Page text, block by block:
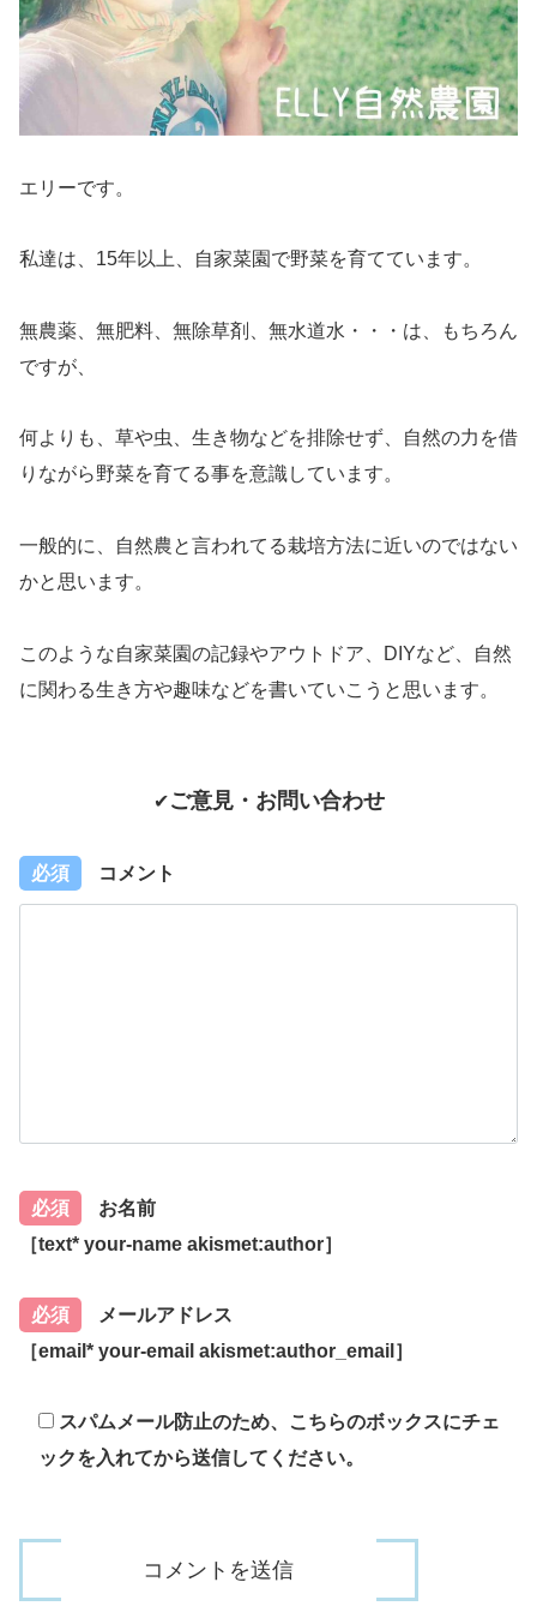
エリーです。
私達は、15年以上、自家菜園で野菜を育てています。
無農薬、無肥料、無除草剤、無水道水・・・は、もちろん
ですが、
何よりも、草や虫、生き物などを排除せず、自然の力を借
りながら野菜を育てる事を意識しています。
一般的に、自然農と言われてる栽培方法に近いのではない
かと思います。
このような自家菜園の記録やアウトドア、DIYなど、自然
に関わる生き方や趣味などを書いていこうと思います。
✔ご意見・お問い合わせ
必須 コメント
必須
お名前
［text* your-name akismet:author］
必須
メールアドレス
［email* your-email akismet:author_email］
スパムメール防止のため、こちらのボックスにチェ
ックを入れてから送信してください。